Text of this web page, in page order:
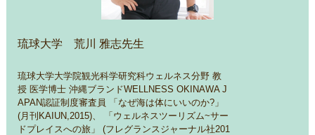
琉球大学 荒川 雅志先生
琉球大学大学院観光科学研究科ウェルネス分野 教
授 医学博士 沖縄ブランドWELLNESS OKINAWA J
APAN認証制度審査員 「なぜ海は体にいいのか?」
(月刊KAIUN,2015)、 「ウェルネスツーリズム~サー
ドプレイスへの旅」 (フレグランスジャーナル社201